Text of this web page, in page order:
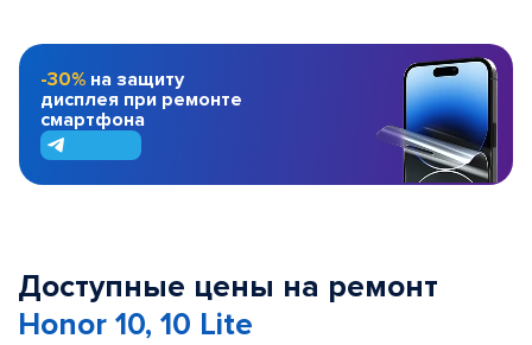
-30% на защиту
дисплея при ремонте
смартфона
Доступные цены на ремонт
Honor 10, 10 Lite